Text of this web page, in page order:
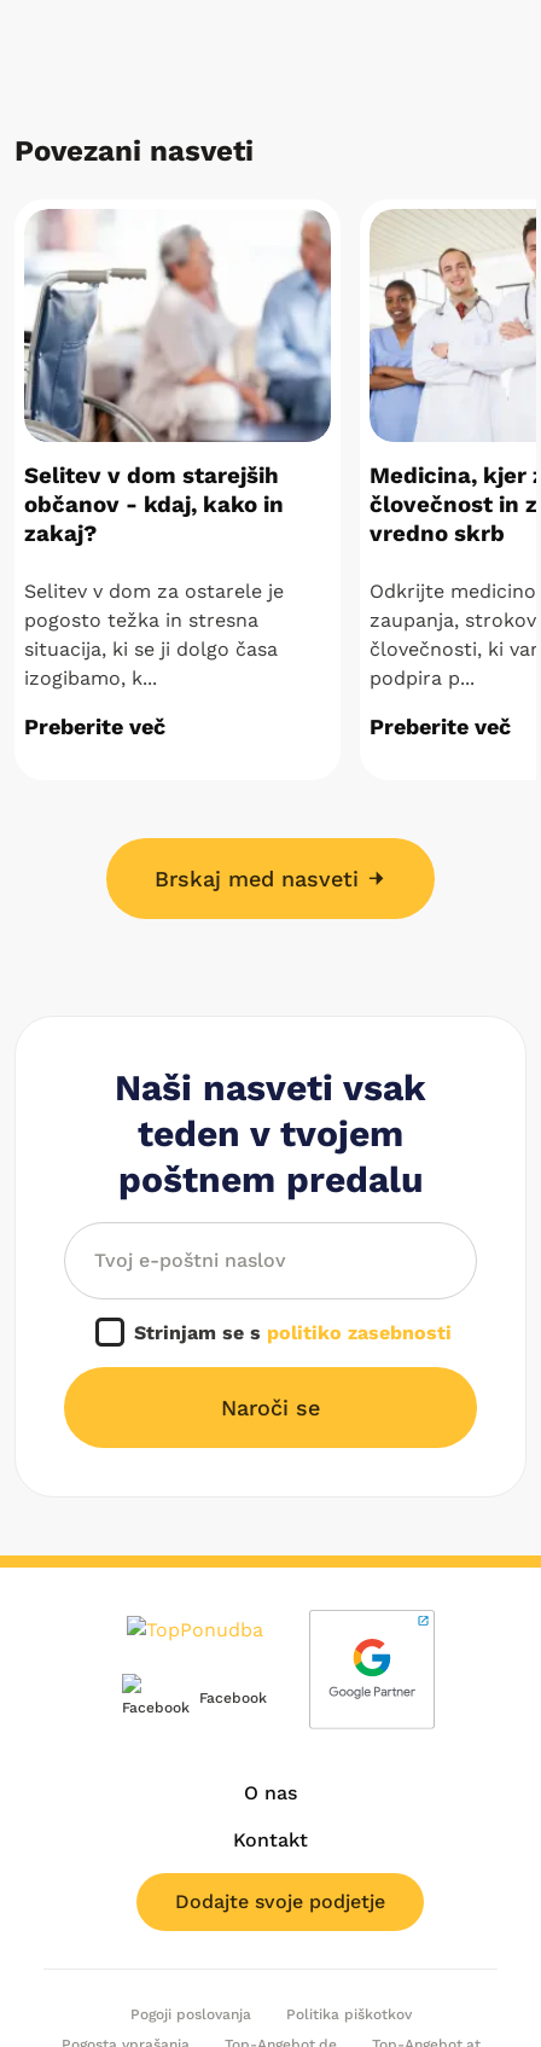
Povezani nasveti
Selitev v dom starejših
občanov - kdaj, kako in
zakaj?
Selitev v dom za ostarele je
pogosto težka in stresna
situacija, ki se ji dolgo časa
izogibamo, k...
Preberite več
Medicina, kjer
človečnost in
vredno skrb
Odkrijte
zaupanja,
človečnosti, ki
podpira p...
Preberite več
Brskaj med nasveti
Naši nasveti vsak
teden v tvojem
poštnem predalu
Strinjam se s politiko zasebnosti
Naroči se
Facebook
O nas
Kontakt
Dodajte svoje podjetje
Pogoji poslovanja
Politika piškotkov